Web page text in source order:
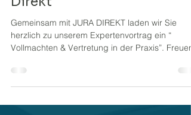
Direkt
Gemeinsam mit JURA DIREKT laden wir Sie
Vollmachten & Vertretung in der Praxis”. Freuen
Sie sich auf einen besonderen Abend mit